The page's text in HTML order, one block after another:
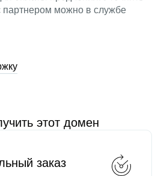
партнером можно в службе
этот домен
заказ